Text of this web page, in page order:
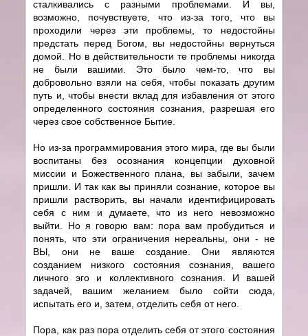
сталкивались с разными проблемами. И вы,
возможно, почувствуете, что из-за того, что вы
проходили через эти проблемы, то недостойны
предстать перед Богом, вы недостойны вернуться
домой. Но в действительности те проблемы никогда
не были вашими. Это было чем-то, что вы
добровольно взяли на себя, чтобы показать другим
путь и, чтобы внести вклад для избавления от этого
определенного состояния сознания, разрешая его
через свое собственное Бытие.
Но из-за программирования этого мира, где вы были
воспитаны без осознания концепции духовной
миссии и Божественного плана, вы забыли, зачем
пришли. И так как вы приняли сознание, которое вы
пришли растворить, вы начали идентифицировать
себя с ним и думаете, что из него невозможно
выйти. Но я говорю вам: пора вам пробудиться и
понять, что эти ограничения нереальны, они - не
ВЫ, они не ваше создание. Они являются
созданием низкого состояния сознания, вашего
личного эго и коллективного сознания. И вашей
задачей, вашим желанием было сойти сюда,
испытать его и, затем, отделить себя от него.
Пора, как раз пора отделить себя от этого состояния